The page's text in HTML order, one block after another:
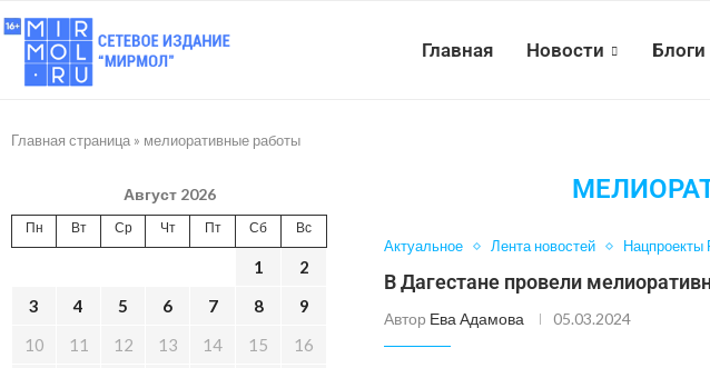
Главная Новости Блоги
Главная страница » мелиоративные работы
Актуальное Лента новостей Нацпроекты
В Дагестане провели
Автор Ева Адамова 05.03.2024
Август 2026
Пн Вт Ср Чт Пт Сб Вс
1
2
3
4 5 6 7 8
9
10
11 12 13 14 15
16